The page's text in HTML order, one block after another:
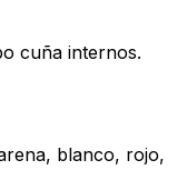
cuña internos.
blanco, rojo,